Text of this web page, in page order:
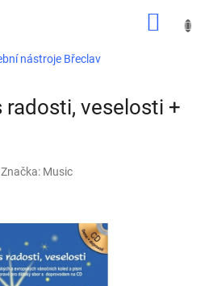
nástroje Břeclav
radosti, veselosti +
Značka: Music